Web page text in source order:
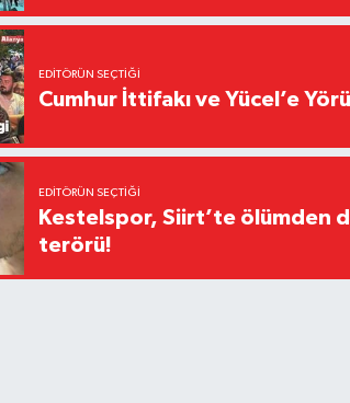
EDITÖRÜN SEÇTIĞI
Cumhur İttifakı ve Yücel’e
EDITÖRÜN SEÇTIĞI
Kestelspor, Siirt’te ölümden
terörü!